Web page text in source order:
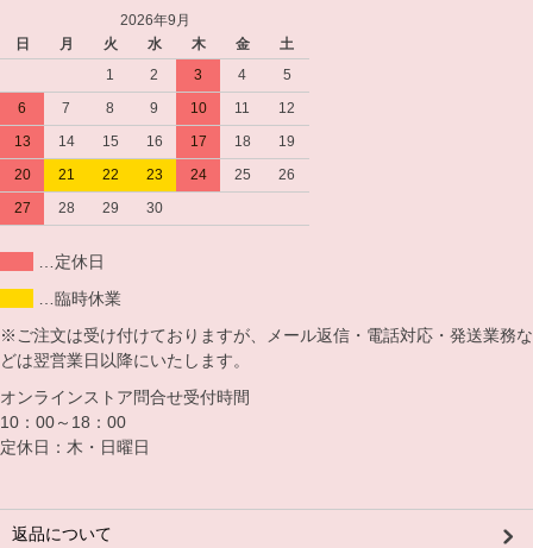
2026年9月
日
月 火 水 木 金
土
1
2 3 4
5
6
7 8 9 10 11
12
13
14 15 16 17 18
19
20
21 22 23 24 25
26
27
28 29 30
…定休日
…臨時休業
※ご注文は受け付けておりますが、メール返信・電話対応・発送業務な
どは翌営業日以降にいたします。
オンラインストア問合せ受付時間
10：00～18：00
定休日：木・日曜日
返品について